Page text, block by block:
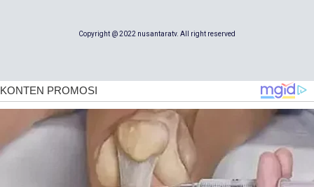
Copyright @ 2022 nusantaratv. All right reserved